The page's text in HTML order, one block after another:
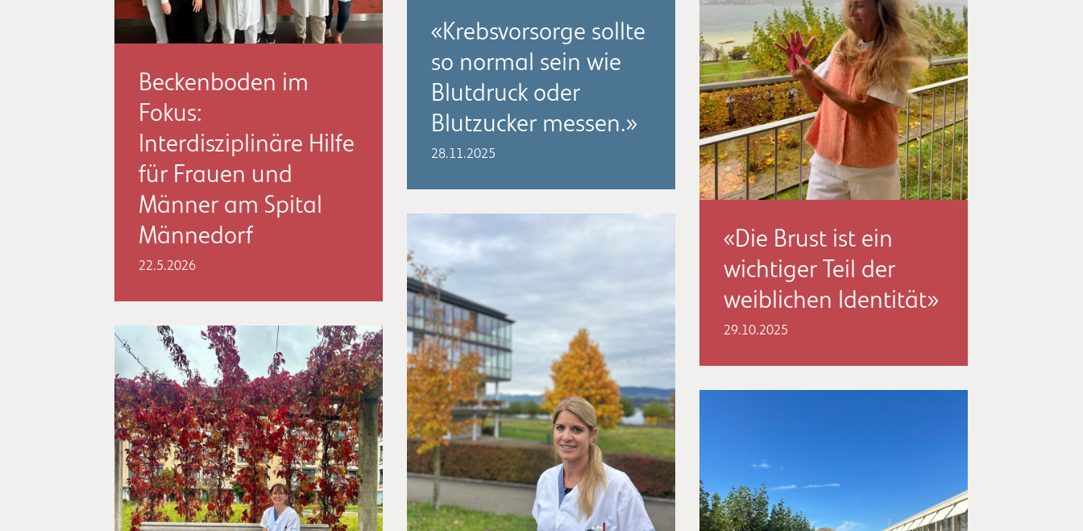
Beckenboden im
Fokus:
Interdisziplinäre Hilfe
für Frauen und
Männer am Spital
Männedorf
22.5.2026
«Krebsvorsorge sollte
so normal sein wie
Blutdruck oder
Blutzucker messen.»
28.11.2025
«Die Brust ist ein
wichtiger Teil der
weiblichen Identität»
29.10.2025